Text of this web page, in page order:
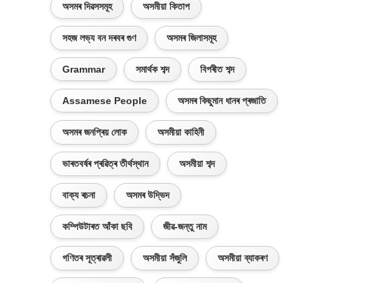
অসমৰ দিৱসসমূহ অসমীয়া কিতাপ
সহজ লভ্য বন দৰবৰ গুণ অসমৰ জিলাসমূহ
Grammar সমাৰ্থক শব্দ বিপৰীত শব্দ
Assamese People অসমৰ কিছুমান ধানৰ প্ৰজাতি
অসমৰ জনপ্ৰিয় লোক অসমীয়া কাহিনী
ভাৰতবৰ্ষৰ প্ৰৱিত্ৰ তীৰ্থস্থান অসমীয়া শব্দ
বাক্য ৰচনা অসমৰ উদ্ভিদ
কম্পিউটাৰত আঁকা ছবি জীৱ-জন্তু নাম
গণিতৰ সূত্ৰাৱলী অসমীয়া সঁজুলি অসমীয়া ব্যাকৰণ